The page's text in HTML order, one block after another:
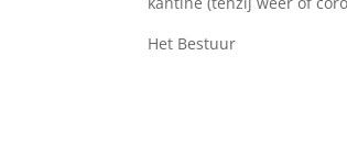
Het Bestuur